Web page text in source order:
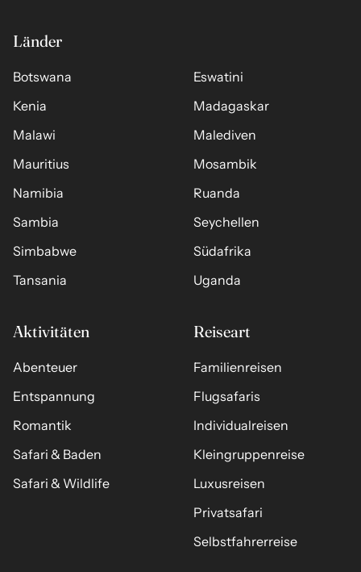
Länder
Botswana
Eswatini
Kenia
Madagaskar
Malawi
Malediven
Mauritius
Mosambik
Namibia
Ruanda
Sambia
Seychellen
Simbabwe
Südafrika
Tansania
Uganda
Aktivitäten
Abenteuer
Entspannung
Romantik
Safari & Baden
Safari & Wildlife
Reiseart
Familienreisen
Flugsafaris
Individualreisen
Kleingruppenreise
Luxusreisen
Privatsafari
Selbstfahrerreise